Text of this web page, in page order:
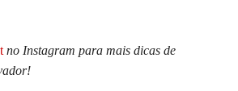
no Instagram para mais dicas de